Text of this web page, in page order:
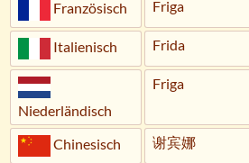
Französisch Friga
Italienisch Frida
Niederländisch
Friga
Chinesisch 谢宾娜